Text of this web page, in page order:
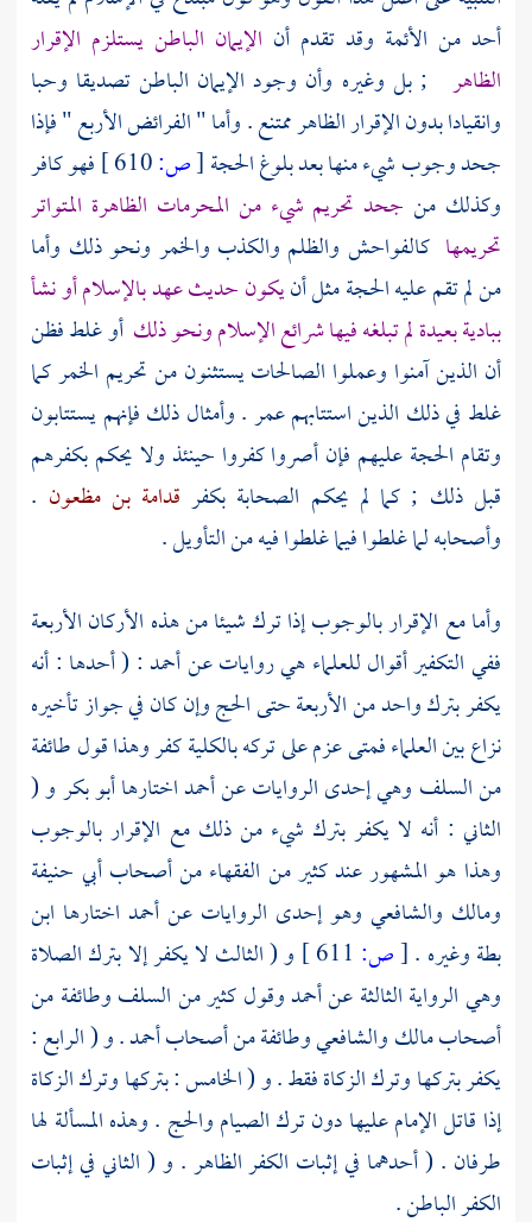
أحد من الأئمة وقد تقدم أن الإيمان الباطن يستلزم الإقرار
الظاهر ; بل وغيره وأن وجود الإيمان الباطن تصديقا وحبا
وانقيادا بدون الإقرار الظاهر ممتنع . وأما " الفرائض الأربع " فإذا
جحد وجوب شيء منها بعد بلوغ الحجة[ص:
فهو كافر
وكذلك من جحد تحريم شيء من المحرمات الظاهرة المتواتر
تحريمها كالفواحش والظلم والكذب والخمر ونحو ذلك وأما
من لم تقم عليه الحجة مثل أنيكون حديث عهد بالإسلام أو نشأ
ببادية بعيدة لم تبلغه فيها شرائع الإسلام ونحو ذلك أو غلط فظن
أن الذين آمنوا وعملوا الصالحات يستثنون من تحريم الخمر كما
غلط في ذلك الذين استتابهمعمر. وأمثال ذلك فإنهم يستتابون
وتقام الحجة عليهم فإن أصروا كفروا حينئذ ولا يحكم بكفرهم
قبل ذلك ; كما لم يحكم الصحابة بكفر قدامة بن مظعون .
وأصحابه لما غلطوا فيما غلطوا فيه من التأويل .
وأما مع الإقرار بالوجوب إذا ترك شيئا من هذه الأركان الأربعة
ففي التكفير أقوال للعلماء هي روايات عنأحمد: ( أحدها : أنه
يكفر بترك واحد من الأربعة حتى الحج وإن كان في جواز تأخيره
نزاع بين العلماء فمتى عزم على تركه بالكلية كفر وهذا قول طائفة
منالسلف وهي إحدى الروايات عنأحمداختارهاأبو بكرو (
الثاني : أنه لا يكفر بترك شيء من ذلك مع الإقرار بالوجوب
وهذا هو المشهور عند كثير من الفقهاء من أصحابأبي حنيفة
ومالك والشافعي وهو إحدى الروايات عنأحمد اختارها ابن
بطةوغيره .[ص:
و ( الثالث لا يكفر إلا بترك الصلاة
وهي الرواية الثالثة عنأحمدوقول كثير منالسلفوطائفة من
أصحابمالكوالشافعيوطائفة من أصحابأحمد. و ( الرابع :
يكفر بتركها وترك الزكاة فقط . و ( الخامس : بتركها وترك الزكاة
إذا قاتل الإمام عليها دون ترك الصيام والحج . وهذه المسألة لها
طرفان . ( أحدهما في إثبات الكفر الظاهر . و ( الثاني في إثبات
الكفر الباطن .